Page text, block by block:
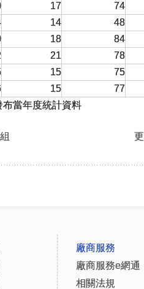
17
74
14
48
18
84
21
78
15
75
15
77
當年度統計資料
廠商服務
廠商服務e網通
相關法規